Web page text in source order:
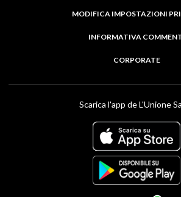
MODIFICA IMPOSTAZIONI
INFORMATIVA
CORPORATE
Scarica l'app de L'Unione